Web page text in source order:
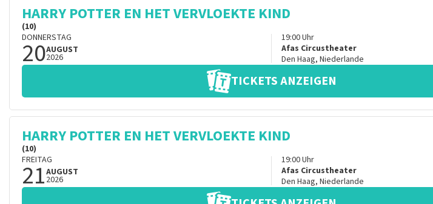
HARRY POTTER EN HET VERVLOEKTE KIND
(10)
DONNERSTAG
20AUGUST
2026
19:00Uhr
Afas Circustheater
Den Haag, Niederlande
TICKETS ANZEIGEN
HARRY POTTER EN HET VERVLOEKTE KIND
(10)
FREITAG
21AUGUST
2026
19:00Uhr
Afas Circustheater
Den Haag, Niederlande